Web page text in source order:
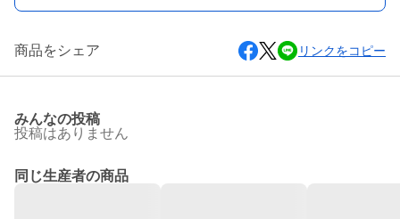
商品をシェア リンクをコピー
みんなの投稿
投稿はありません
同じ生産者の商品